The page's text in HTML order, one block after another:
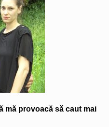
mă provoacă să caut mai